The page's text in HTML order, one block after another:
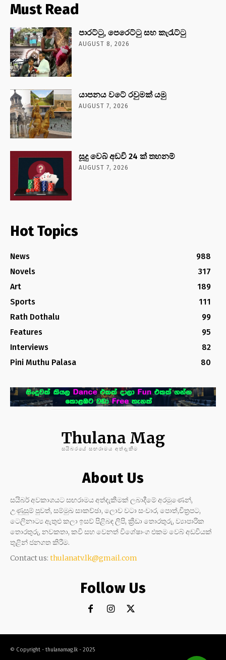
Must Read
පාරට්ටු, පෙරෙට්ටු සහ කැරැට්ටු
AUGUST 8, 2026
යාපනය වටේ රවුමක් යමු
AUGUST 7, 2026
සූදු වෙබ් අඩවි 24 ක් තහනම්
AUGUST 7, 2026
Hot Topics
News
988
Novels
317
Art
189
Sports
111
Rath Dothalu
99
Features
95
Interviews
82
Pini Muthu Palasa
80
Thulana Mag
සයිබරයේ සඟරාමය අත්දැකීම
About Us
සයිබර් අවකාශයට සඟරාමය අත්දැකීමක් ලබාදීමේ අරමුණෙන්,
උණුසුම් පුවත්, සම්මුඛ සාකච්ඡා, ලොව වටා සංචාර, පොත්,චිත්‍රපට,
ටෙලිනාට්‍ය ඇතුළු කලා ඉසව් පිළිබඳ ලිපි, ක්‍රීඩා තොරතුරු, ව්‍යාපාරික
තොරතුරු, නවකතා, කවි සහ වෙනත් විශේෂාංග එකම වෙබ් අඩවියක්
තුළින් ජනගත කිරීම.
Contact us: thulanatv.lk@gmail.com
Follow Us
© Copyright - thulanamag.lk - 2025